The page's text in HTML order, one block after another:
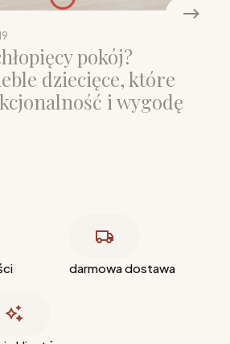
pokój?
dziecięce, które
i wygodę
darmowa dostawa